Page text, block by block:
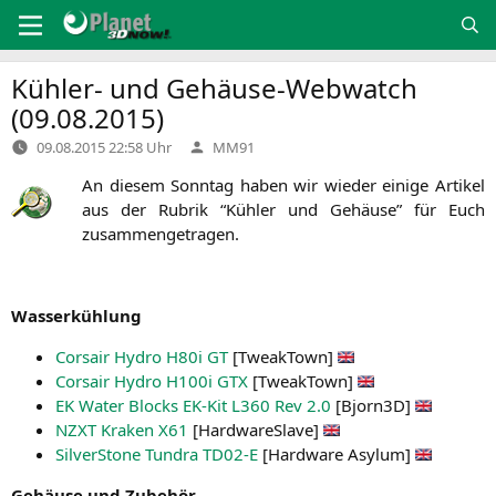
Inhalt
springen
Kühler- und Gehäuse-Webwatch
(09.08.2015)
09.08.2015 22:58 Uhr Verfasst
von
MM91
An die­sem Sonn­tag haben wir wie­der eini­ge Arti­kel
aus der Rubrik “Küh­ler und Gehäu­se” für Euch
zusammengetragen.
Was­ser­küh­lung
Cor­sair Hydro H80i GT[Tweak­Town]
Cor­sair Hydro H100i GTX [Tweak­Town]
EK Water Blocks EK-Kit L360 Rev 2.0 [Bjorn3D]
NZXTKra­ken X61 [Hard­wareS­lave]
Sil­ver­Stone Tun­dra TD02‑E [Hard­ware Asylum]